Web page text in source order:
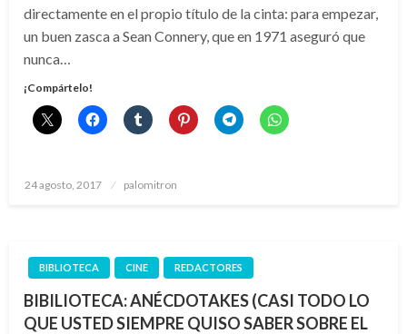
directamente en el propio título de la cinta: para empezar,
un buen zasca a Sean Connery, que en 1971 aseguró que
nunca…
¡Compártelo!
Publicado
24 agosto, 2017 palomitron
BIBLIOTECA CINE REDACTORES
BIBILIOTECA: ANÉCDOTAKES (CASI TODO LO
QUE USTED SIEMPRE QUISO SABER SOBRE EL